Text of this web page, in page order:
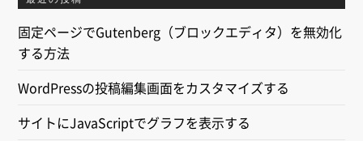
固定ページでGutenberg（ブロックエディタ）を無効化
する方法
WordPressの投稿編集画面をカスタマイズする
サイトにJavaScriptでグラフを表示する